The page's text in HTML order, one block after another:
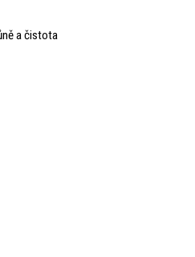
a čistota